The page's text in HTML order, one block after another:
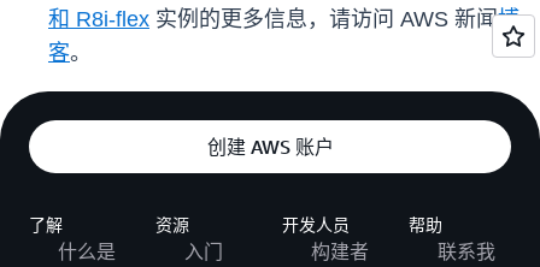
和 R8i-flex 实例的更多信息，请访问 AWS 新闻博
客。
创建 AWS 账户
了解
什么是
资源
入门
开发人员
构建者
帮助
联系我